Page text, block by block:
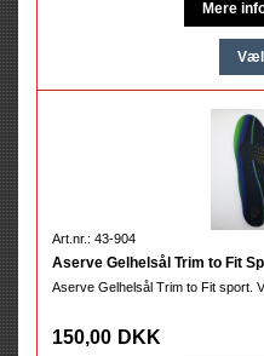
Art.nr.: 43-904
Aserve Gelhelsål Trim to Fit
Aserve Gelhelsål Trim to Fit sport.
150,00 DKK